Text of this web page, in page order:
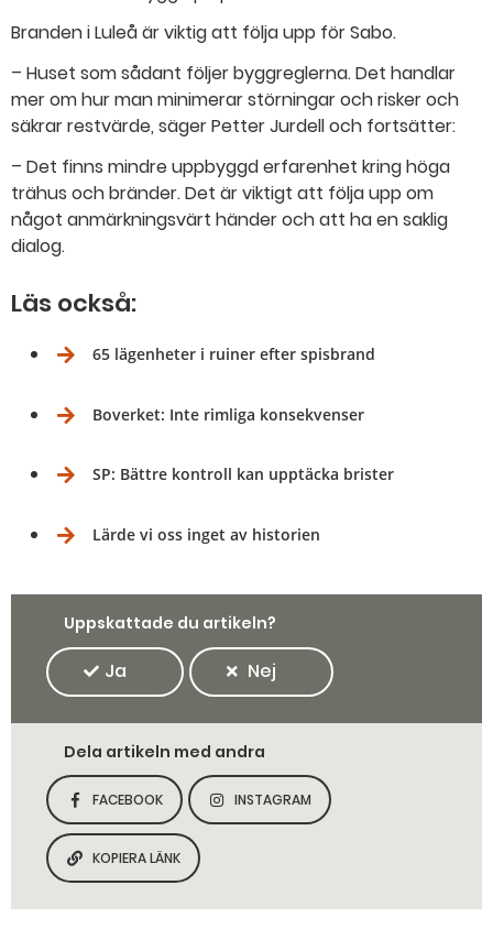
Branden i Luleå är viktig att följa upp för Sabo.
– Huset som sådant följer byggreglerna. Det handlar
mer om hur man minimerar störningar och risker och
säkrar restvärde, säger Petter Jurdell och fortsätter:
– Det finns mindre uppbyggd erfarenhet kring höga
trähus och bränder. Det är viktigt att följa upp om
något anmärkningsvärt händer och att ha en saklig
dialog.
Läs också:
65 lägenheter i ruiner efter spisbrand
Boverket: Inte rimliga konsekvenser
SP: Bättre kontroll kan upptäcka brister
Lärde vi oss inget av historien
Uppskattade du artikeln?
Ja Nej
Dela artikeln med andra
DELA SIDAN PÅ
FACEBOOK
DELA SIDAN PÅ
INSTAGRAM
KOPIERA SIDANS LÄNK
KOPIERA LÄNK